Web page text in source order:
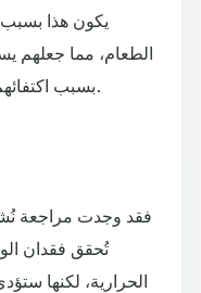
يكون هذا
الطعام، مما جعلهم
بسبب اكتفائهم بتناول عصير للتخلص من السموم.
تُحقق فقدان
الحرارية، لكنها